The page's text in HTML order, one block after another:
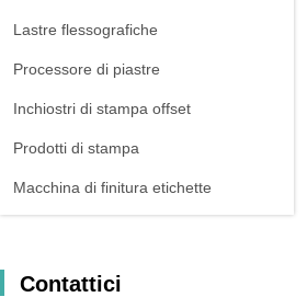
Lastre flessografiche
Processore di piastre
Inchiostri di stampa offset
Prodotti di stampa
Macchina di finitura etichette
Contattici